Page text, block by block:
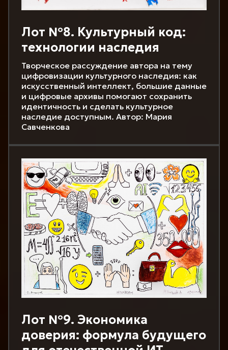
Лот №8. Культурный код:
технологии наследия
Творческое рассуждение автора на тему
цифровизации культурного наследия: как
искусственный интеллект, большие данные
и цифровые архивы помогают сохранить
идентичность и сделать культурное
наследие доступным. Автор: Мария
Савченкова
Лот №9. Экономика
доверия: формула будущего